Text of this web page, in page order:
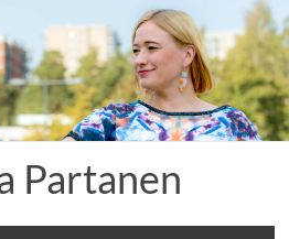
Partanen